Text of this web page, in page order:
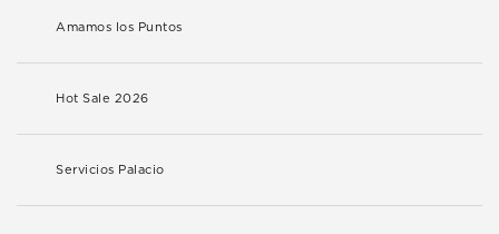
Amamos los Puntos
Hot Sale 2026
Servicios Palacio